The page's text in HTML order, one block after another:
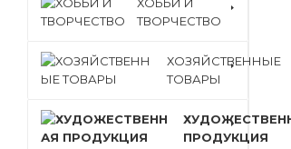
ТВОРЧЕСТВО
ХОЗЯЙСТВЕННЫЕ
ТОВАРЫ
ПРОДУКЦИЯ